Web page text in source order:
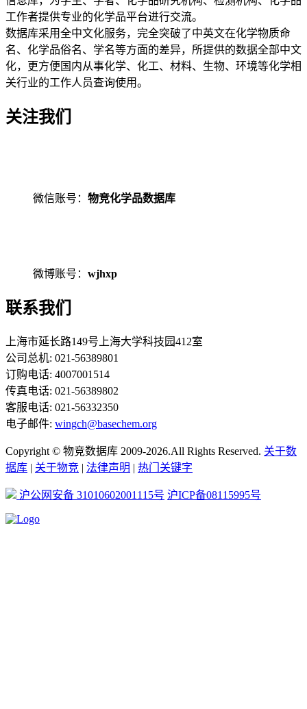
工作者提供专业的化学品平台进行交流。
数据库采用全中文化服务，完全突破了中英文在化学物质命
名、化学品俗名、学名等方面的差异，所提供的数据全部中文
化，更方便国内从事化学、化工、材料、生物、环境等化学相
关行业的工作人员查询使用。
关注我们
微信账号： 物竞化学品数据库
微博账号： wjhxp
联系我们
上海市延长路149号上海大学科技园412室
公司总机: 021-56389801
订购电话: 4007001514
传真电话: 021-56389802
客服电话: 021-56332350
电子邮件: wingch@basechem.org
Copyright © 物竞数据库 2009-2026.All Rights Reserved. 关于数
据库 | 关于物竞 | 法律声明 | 热门关键字
沪公网安备 31010602001115号 沪ICP备08115995号